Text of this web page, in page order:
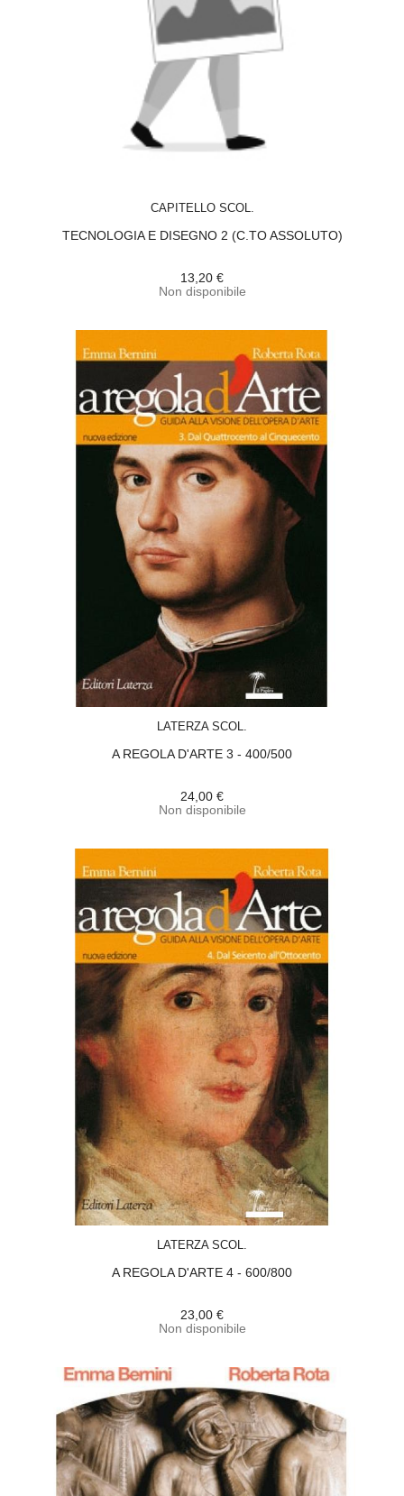
CAPITELLO SCOL.
TECNOLOGIA E DISEGNO 2 (C.TO ASSOLUTO)
13,20 €
Non disponibile
LATERZA SCOL.
A REGOLA D'ARTE 3 - 400/500
24,00 €
Non disponibile
LATERZA SCOL.
A REGOLA D'ARTE 4 - 600/800
23,00 €
Non disponibile